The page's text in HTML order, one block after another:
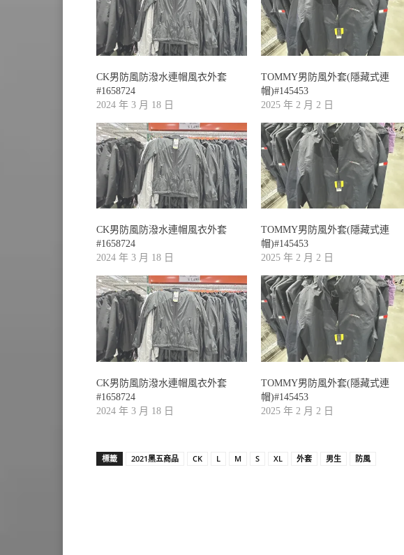
CK男防風防潑水連帽風衣外套
#1658724
2024 年 3 月 18 日
TOMMY男防風外套(隱藏式連
帽)#145453
2025 年 2 月 2 日
CK男防風防潑水連帽風衣外套
#1658724
2024 年 3 月 18 日
TOMMY男防風外套(隱藏式連
帽)#145453
2025 年 2 月 2 日
CK男防風防潑水連帽風衣外套
#1658724
2024 年 3 月 18 日
TOMMY男防風外套(隱藏式連
帽)#145453
2025 年 2 月 2 日
標籤 2021黑五商品 CK L M S XL 外套 男生 防風